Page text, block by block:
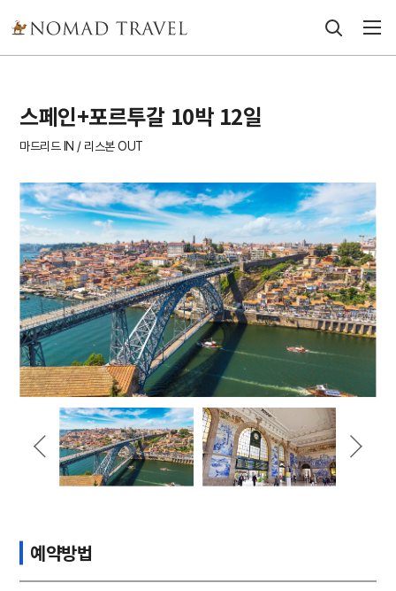
스페인+포르투갈 10박 12일
마드리드 IN / 리스본 OUT
예약방법